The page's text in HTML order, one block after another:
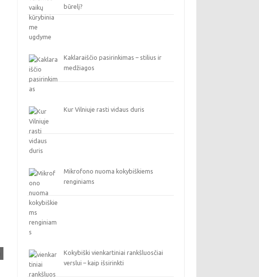
būrelį?
Kaklaraiščio pasirinkimas – stilius ir
medžiagos
Kur Vilniuje rasti vidaus duris
Mikrofono nuoma kokybiškiems
renginiams
Kokybiški vienkartiniai rankšluosčiai
verslui – kaip išsirinkti